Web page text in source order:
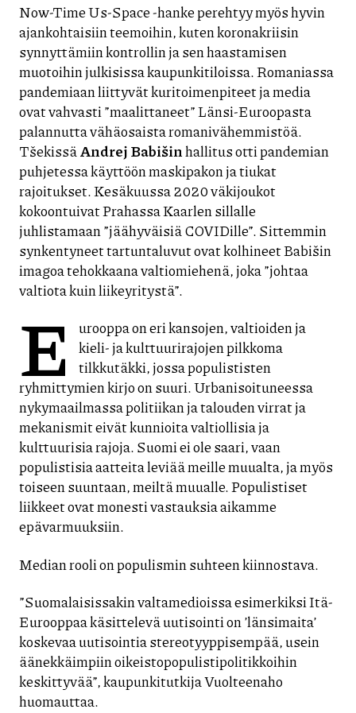
Now-Time Us-Space -hanke perehtyy myös hyvin
ajankohtaisiin teemoihin, kuten koronakriisin
synnyttämiin kontrollin ja sen haastamisen
muotoihin julkisissa kaupunkitiloissa. Romaniassa
pandemiaan liittyvät kuritoimenpiteet ja media
ovat vahvasti ”maalittaneet” Länsi-Euroopasta
palannutta vähäosaista romanivähemmistöä.
TšekissäAndrej Babišinhallitus otti pandemian
puhjetessa käyttöön maskipakon ja tiukat
rajoitukset. Kesäkuussa 2020 väkijoukot
kokoontuivat Prahassa Kaarlen sillalle
juhlistamaan ”jäähyväisiä COVIDille”. Sittemmin
synkentyneet tartuntaluvut ovat kolhineet Babišin
imagoa tehokkaana valtiomiehenä, joka ”johtaa
valtiota kuin liikeyritystä”.
E
urooppa on eri kansojen, valtioiden ja
kieli- ja kulttuurirajojen pilkkoma
tilkkutäkki, jossa populististen
ryhmittymien kirjo on suuri. Urbanisoituneessa
nykymaailmassa politiikan ja talouden virrat ja
mekanismit eivät kunnioita valtiollisia ja
kulttuurisia rajoja. Suomi ei ole saari, vaan
populistisia aatteita leviää meille muualta, ja myös
toiseen suuntaan, meiltä muualle. Populistiset
liikkeet ovat monesti vastauksia aikamme
epävarmuuksiin.
Median rooli on populismin suhteen kiinnostava.
”Suomalaisissakin valtamedioissa esimerkiksi Itä-
Eurooppaa käsittelevä uutisointi on ’länsimaita’
koskevaa uutisointia stereotyyppisempää, usein
äänekkäimpiin oikeistopopulistipolitikkoihin
keskittyvää”, kaupunkitutkija Vuolteenaho
huomauttaa.